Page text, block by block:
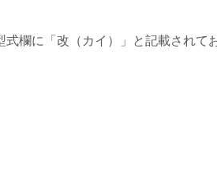
欄に「改（カイ）」と記載されて